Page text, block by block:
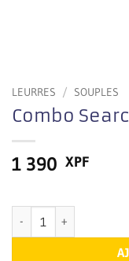
LEURRES / SOUPLES
Combo
1 390 XPF